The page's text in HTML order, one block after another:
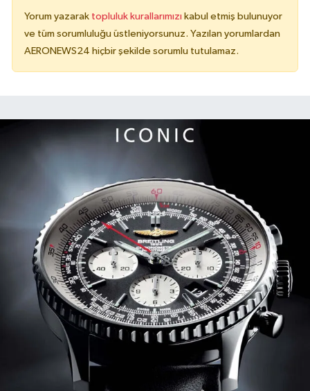
Yorum yazarak topluluk kurallarımızı kabul etmiş bulunuyor
ve tüm sorumluluğu üstleniyorsunuz. Yazılan yorumlardan
AERONEWS24 hiçbir şekilde sorumlu tutulamaz.